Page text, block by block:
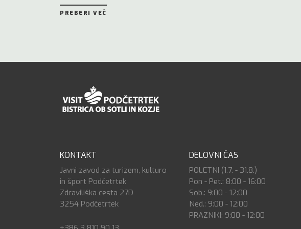
PREBERI VEČ
KONTAKT
Javni zavod za turizem, kulturo
in šport Podčetrtek
Zdraviliška cesta 27D
3254 Podčetrtek
DELOVNI ČAS
POLETNI (1.7. - 31.8.)
Pon - Pet.: 8:00 - 16:00
Sob.: 9:00 - 12:00
Ned.: 9:00 - 12:00
PRAZNIKI: 9:00 - 12:00